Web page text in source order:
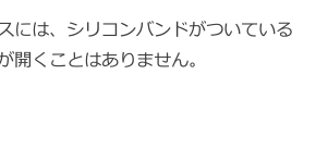
には、シリコンバンドがついている
開くことはありません。